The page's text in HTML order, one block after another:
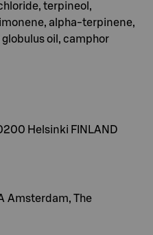
terpineol,
alpha-terpinene,
oil, camphor
Helsinki FINLAND
Amsterdam, The